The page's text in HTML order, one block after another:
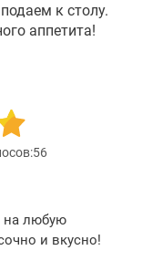
к столу.
аппетита!
56
на любую
и вкусно!